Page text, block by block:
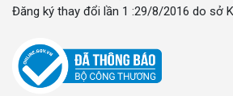
Đăng ký thay đổi lần 1 :29/8/2016 do sở